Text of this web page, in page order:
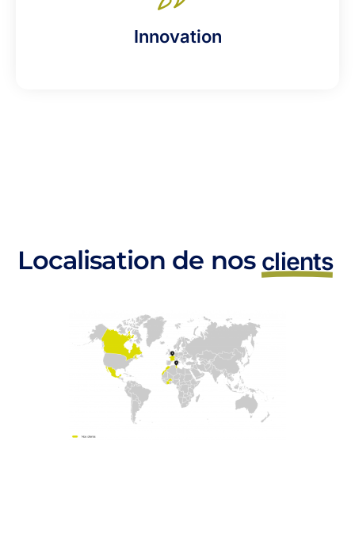
Innovation
Localisation de nos clients